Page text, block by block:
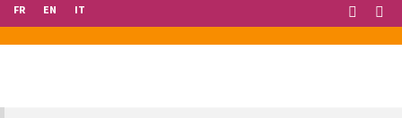
FR EN IT